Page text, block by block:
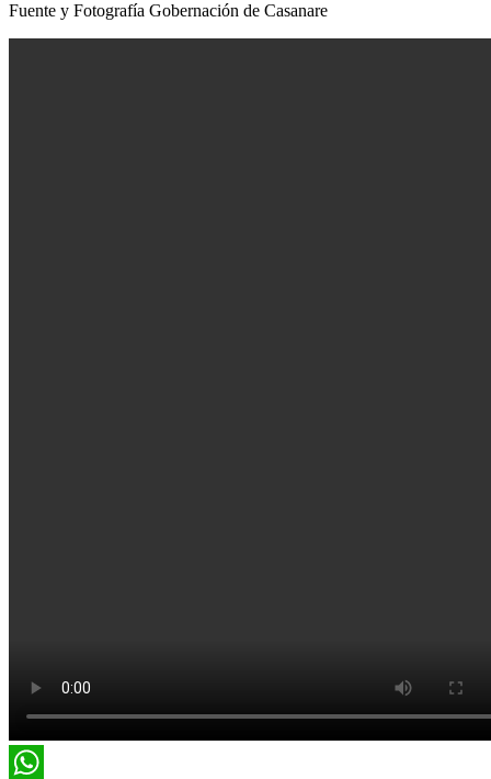
Fuente y Fotografía Gobernación de Casanare